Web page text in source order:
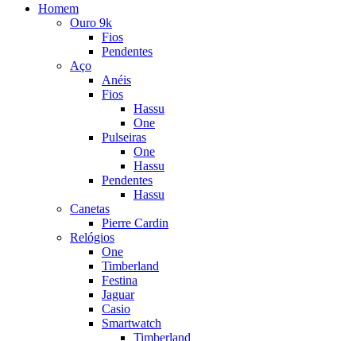
Homem
Ouro 9k
Fios
Pendentes
Aço
Anéis
Fios
Hassu
One
Pulseiras
One
Hassu
Pendentes
Hassu
Canetas
Pierre Cardin
Relógios
One
Timberland
Festina
Jaguar
Casio
Smartwatch
Timberland